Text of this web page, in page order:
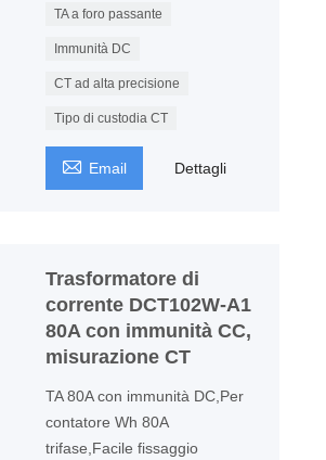
TA a foro passante
Immunità DC
CT ad alta precisione
Tipo di custodia CT
 Email Dettagli
Trasformatore di
corrente DCT102W-A1
80A con immunità CC,
misurazione CT
TA 80A con immunità DC,Per
contatore Wh 80A
trifase,Facile fissaggio